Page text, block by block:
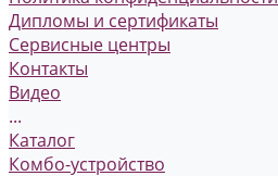
Дипломы и сертификаты
Сервисные центры
Контакты
Видео
...
Каталог
Комбо-устройство